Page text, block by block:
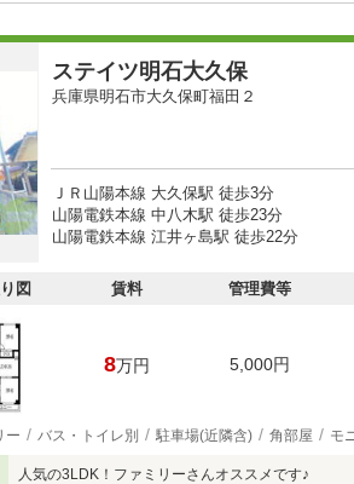
ステイツ明石大久保
兵庫県明石市大久保町福田２
ＪＲ山陽本線 大久保駅 徒歩3分
山陽電鉄本線 中八木駅 徒歩23分
山陽電鉄本線 江井ヶ島駅 徒歩22分
図 賃料 管理費等
8万円 5,000円
ー バス・トイレ別 駐車場(近隣含) 角部屋 モ
人気の3LDK！ファミリーさんオススメです♪